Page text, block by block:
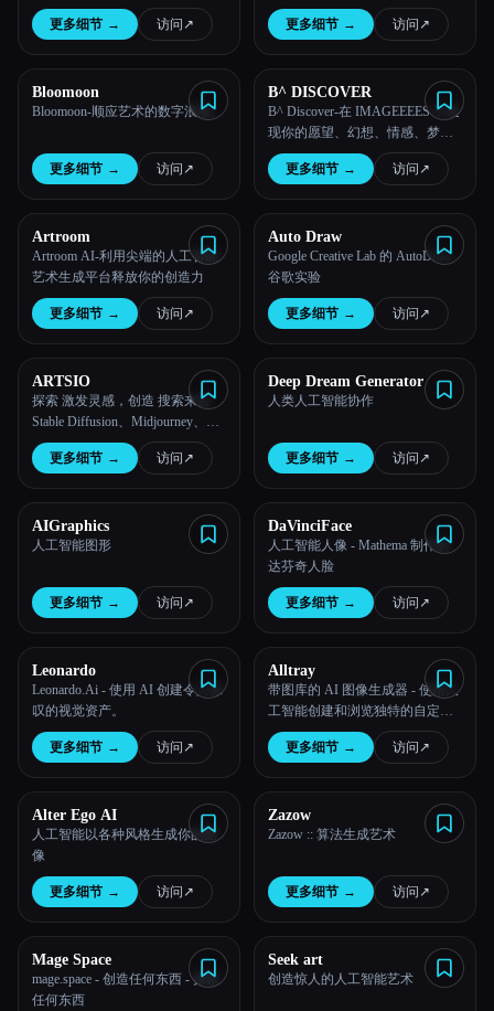
てるから，憧れのの作风も再现
再现再现できできてたくさん
更多细节 → 访问 ↗︎ 更多细节 → 访问 ↗︎
Bloomoon
Bloomoon-顺应艺术的数字浪潮。
更多细节 → 访问 ↗︎
B^ DISCOVER
B^ Discover-在 IMAGEEEES 中发
现你的愿望、幻想、情感、梦
想、日记、生活、幻想！
更多细节 → 访问 ↗︎
Artroom
Artroom AI-利用尖端的人工智能
艺术生成平台释放你的创造力
更多细节 → 访问 ↗︎
Auto Draw
Google Creative Lab 的 AutoDraw-
谷歌实验
更多细节 → 访问 ↗︎
ARTSIO
探索 激发灵感，创造 搜索来自
Stable Diffusion、Midjourney、
DALL-E 的数百万张艺术图片并
从中获得灵感...
更多细节 → 访问 ↗︎
Deep Dream Generator
人类人工智能协作
更多细节 → 访问 ↗︎
AIGraphics
人工智能图形
更多细节 → 访问 ↗︎
DaVinciFace
人工智能人像 - Mathema 制作的
达芬奇人脸
更多细节 → 访问 ↗︎
Leonardo
Leonardo.Ai - 使用 AI 创建令人惊
叹的视觉资产。
更多细节 → 访问 ↗︎
Alltray
带图库的 AI 图像生成器 - 使用人
工智能创建和浏览独特的自定义
图像
更多细节 → 访问 ↗︎
Alter Ego AI
人工智能以各种风格生成你的图
像
更多细节 → 访问 ↗︎
Zazow
Zazow :: 算法生成艺术
更多细节 → 访问 ↗︎
Mage Space
mage.space - 创造任何东西 - 探索
任何东西
Seek art
创造惊人的人工智能艺术